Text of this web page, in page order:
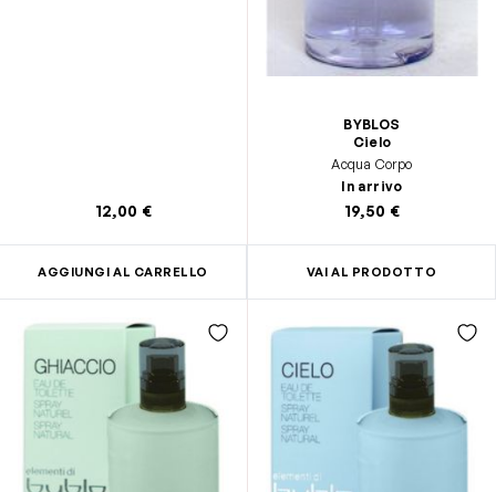
12,00 €
AGGIUNGI AL CARRELLO
BYBLOS
Cielo
Acqua Corpo
In arrivo
19,50 €
VAI AL PRODOTTO